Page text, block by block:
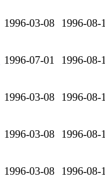
1996-03-08 1996-08-
1996-07-01 1996-08-
1996-03-08 1996-08-
1996-03-08 1996-08-
1996-03-08 1996-08-